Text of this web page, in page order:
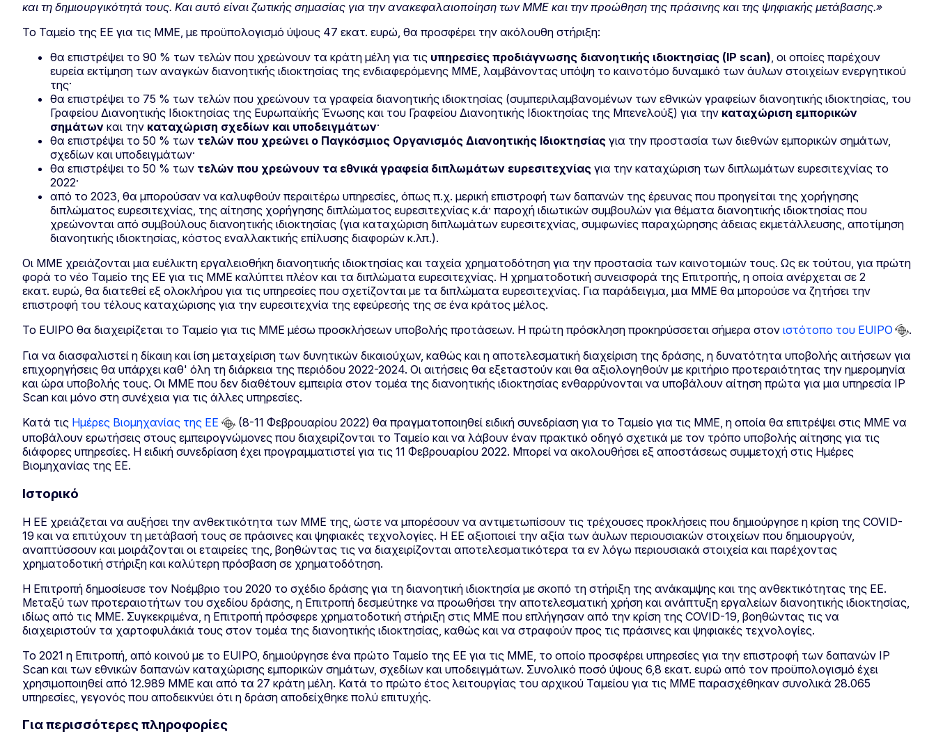
και τη δημιουργικότητά τους. Και αυτό είναι ζωτικής σημασίας για την ανακεφαλαιοποίηση των ΜΜΕ και την προώθηση της πράσινης και της ψηφιακής μετάβασης.»
Το Ταμείο της ΕΕ για τις ΜΜΕ, με προϋπολογισμό ύψους 47 εκατ. ευρώ, θα προσφέρει την ακόλουθη στήριξη:
θα επιστρέψει το 90 % των τελών που χρεώνουν τα κράτη μέλη για τις υπηρεσίες προδιάγνωσης διανοητικής ιδιοκτησίας (IP scan) , οι οποίες παρέχουν
ευρεία εκτίμηση των αναγκών διανοητικής ιδιοκτησίας της ενδιαφερόμενης ΜΜΕ, λαμβάνοντας υπόψη το καινοτόμο δυναμικό των άυλων στοιχείων ενεργητικού
της·
θα επιστρέψει το 75 % των τελών που χρεώνουν τα γραφεία διανοητικής ιδιοκτησίας (συμπεριλαμβανομένων των εθνικών γραφείων διανοητικής ιδιοκτησίας, του
Γραφείου Διανοητικής Ιδιοκτησίας της Ευρωπαϊκής Ένωσης και του Γραφείου Διανοητικής Ιδιοκτησίας της Μπενελούξ) για την καταχώριση εμπορικών
σημάτων και την καταχώριση σχεδίων και υποδειγμάτων·
θα επιστρέψει το 50 % των τελών που χρεώνει ο Παγκόσμιος Οργανισμός Διανοητικής Ιδιοκτησίας για την προστασία των διεθνών εμπορικών σημάτων,
σχεδίων και υποδειγμάτων·
θα επιστρέψει το 50 % των τελών που χρεώνουν τα εθνικά γραφεία διπλωμάτων ευρεσιτεχνίας για την καταχώριση των διπλωμάτων ευρεσιτεχνίας το
2022·
από το 2023, θα μπορούσαν να καλυφθούν περαιτέρω υπηρεσίες, όπως π.χ. μερική επιστροφή των δαπανών της έρευνας που προηγείται της χορήγησης
διπλώματος ευρεσιτεχνίας, της αίτησης χορήγησης διπλώματος ευρεσιτεχνίας κ.ά· παροχή ιδιωτικών συμβουλών για θέματα διανοητικής ιδιοκτησίας που
χρεώνονται από συμβούλους διανοητικής ιδιοκτησίας (για καταχώριση διπλωμάτων ευρεσιτεχνίας, συμφωνίες παραχώρησης άδειας εκμετάλλευσης, αποτίμηση
διανοητικής ιδιοκτησίας, κόστος εναλλακτικής επίλυσης διαφορών κ.λπ.).
Οι ΜΜΕ χρειάζονται μια ευέλικτη εργαλειοθήκη διανοητικής ιδιοκτησίας και ταχεία χρηματοδότηση για την προστασία των καινοτομιών τους. Ως εκ τούτου, για πρώτη
φορά το νέο Ταμείο της ΕΕ για τις ΜΜΕ καλύπτει πλέον και τα διπλώματα ευρεσιτεχνίας. Η χρηματοδοτική συνεισφορά της Επιτροπής, η οποία ανέρχεται σε 2
εκατ. ευρώ, θα διατεθεί εξ ολοκλήρου για τις υπηρεσίες που σχετίζονται με τα διπλώματα ευρεσιτεχνίας. Για παράδειγμα, μια ΜΜΕ θα μπορούσε να ζητήσει την
επιστροφή του τέλους καταχώρισης για την ευρεσιτεχνία της εφεύρεσής της σε ένα κράτος μέλος.
Το EUIPO θα διαχειρίζεται το Ταμείο για τις ΜΜΕ μέσω προσκλήσεων υποβολής προτάσεων. Η πρώτη πρόσκληση προκηρύσσεται σήμερα στον ιστότοπο του EUIPO
.
Για να διασφαλιστεί η δίκαιη και ίση μεταχείριση των δυνητικών δικαιούχων, καθώς και η αποτελεσματική διαχείριση της δράσης, η δυνατότητα υποβολής αιτήσεων για
επιχορηγήσεις θα υπάρχει καθ' όλη τη διάρκεια της περιόδου 2022-2024. Οι αιτήσεις θα εξεταστούν και θα αξιολογηθούν με κριτήριο προτεραιότητας την ημερομηνία
και ώρα υποβολής τους. Οι ΜΜΕ που δεν διαθέτουν εμπειρία στον τομέα της διανοητικής ιδιοκτησίας ενθαρρύνονται να υποβάλουν αίτηση πρώτα για μια υπηρεσία IP
Scan και μόνο στη συνέχεια για τις άλλες υπηρεσίες.
Κατά τις Ημέρες Βιομηχανίας της ΕΕ
(8-11 Φεβρουαρίου 2022) θα πραγματοποιηθεί ειδική συνεδρίαση για το Ταμείο για τις ΜΜΕ, η οποία θα επιτρέψει στις ΜΜΕ να
υποβάλουν ερωτήσεις στους εμπειρογνώμονες που διαχειρίζονται το Ταμείο και να λάβουν έναν πρακτικό οδηγό σχετικά με τον τρόπο υποβολής αίτησης για τις
διάφορες υπηρεσίες. Η ειδική συνεδρίαση έχει προγραμματιστεί για τις 11 Φεβρουαρίου 2022. Μπορεί να ακολουθήσει εξ αποστάσεως συμμετοχή στις Ημέρες
Βιομηχανίας της ΕΕ.
Ιστορικό
Η ΕΕ χρειάζεται να αυξήσει την ανθεκτικότητα των ΜΜΕ της, ώστε να μπορέσουν να αντιμετωπίσουν τις τρέχουσες προκλήσεις που δημιούργησε η κρίση της COVID-
19 και να επιτύχουν τη μετάβασή τους σε πράσινες και ψηφιακές τεχνολογίες. Η ΕΕ αξιοποιεί την αξία των άυλων περιουσιακών στοιχείων που δημιουργούν,
αναπτύσσουν και μοιράζονται οι εταιρείες της, βοηθώντας τις να διαχειρίζονται αποτελεσματικότερα τα εν λόγω περιουσιακά στοιχεία και παρέχοντας
χρηματοδοτική στήριξη και καλύτερη πρόσβαση σε χρηματοδότηση.
Η Επιτροπή δημοσίευσε τον Νοέμβριο του 2020 το σχέδιο δράσης για τη διανοητική ιδιοκτησία με σκοπό τη στήριξη της ανάκαμψης και της ανθεκτικότητας της ΕΕ.
Μεταξύ των προτεραιοτήτων του σχεδίου δράσης, η Επιτροπή δεσμεύτηκε να προωθήσει την αποτελεσματική χρήση και ανάπτυξη εργαλείων διανοητικής ιδιοκτησίας,
ιδίως από τις ΜΜΕ. Συγκεκριμένα, η Επιτροπή πρόσφερε χρηματοδοτική στήριξη στις ΜΜΕ που επλήγησαν από την κρίση της COVID-19, βοηθώντας τις να
διαχειριστούν τα χαρτοφυλάκιά τους στον τομέα της διανοητικής ιδιοκτησίας, καθώς και να στραφούν προς τις πράσινες και ψηφιακές τεχνολογίες.
Το 2021 η Επιτροπή, από κοινού με το EUIPO, δημιούργησε ένα πρώτο Ταμείο της ΕΕ για τις ΜΜΕ, το οποίο προσφέρει υπηρεσίες για την επιστροφή των δαπανών IP
Scan και των εθνικών δαπανών καταχώρισης εμπορικών σημάτων, σχεδίων και υποδειγμάτων. Συνολικό ποσό ύψους 6,8 εκατ. ευρώ από τον προϋπολογισμό έχει
χρησιμοποιηθεί από 12.989 ΜΜΕ και από τα 27 κράτη μέλη. Κατά το πρώτο έτος λειτουργίας του αρχικού Ταμείου για τις ΜΜΕ παρασχέθηκαν συνολικά 28.065
υπηρεσίες, γεγονός που αποδεικνύει ότι η δράση αποδείχθηκε πολύ επιτυχής.
Για περισσότερες πληροφορίες